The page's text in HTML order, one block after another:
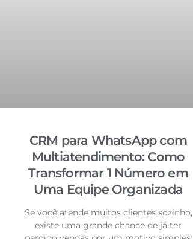
CRM para WhatsApp com
Multiatendimento: Como
Transformar 1 Número em
Uma Equipe Organizada
Se você atende muitos clientes sozinho,
existe uma grande chance de já ter